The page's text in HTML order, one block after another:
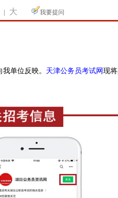
大 我要提问
单位反映。 天津公务员考试网现